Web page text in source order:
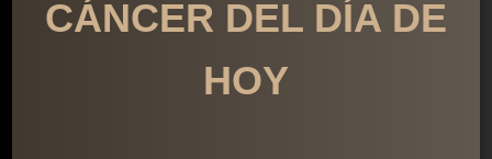
CÁNCER DEL DÍA DE
HOY